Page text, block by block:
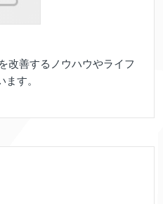
改善するノウハウやライフ
す。